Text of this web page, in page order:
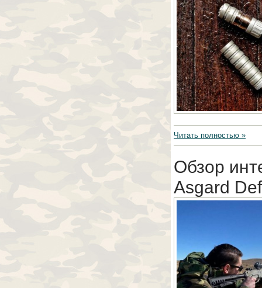
Читать полностью »
Обзор
Asgard